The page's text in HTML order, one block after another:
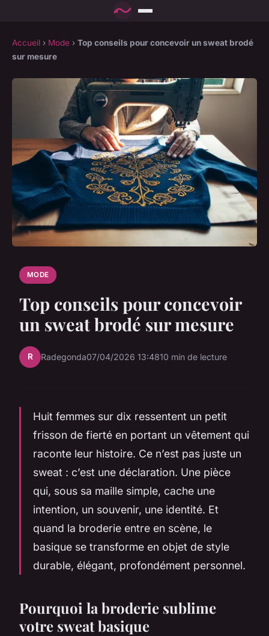
Accueil › Mode › Top conseils pour concevoir un sweat brodé
sur mesure
MODE
Top conseils pour concevoir
un sweat brodé sur mesure
R Radegonda07/04/2026 13:4810 min de lecture
Huit femmes sur dix ressentent un petit
frisson de fierté en portant un vêtement qui
raconte leur histoire. Ce n’est pas juste un
sweat : c’est une déclaration. Une pièce
qui, sous sa maille simple, cache une
intention, un souvenir, une identité. Et
quand la broderie entre en scène, le
basique se transforme en objet de style
durable, élégant, profondément personnel.
Pourquoi la broderie sublime
votre sweat basique